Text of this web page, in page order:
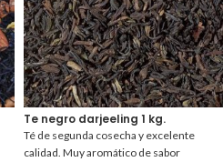
Te negro darjeeling 1 kg.
Té de segunda cosecha y excelente
calidad. Muy aromático de sabor